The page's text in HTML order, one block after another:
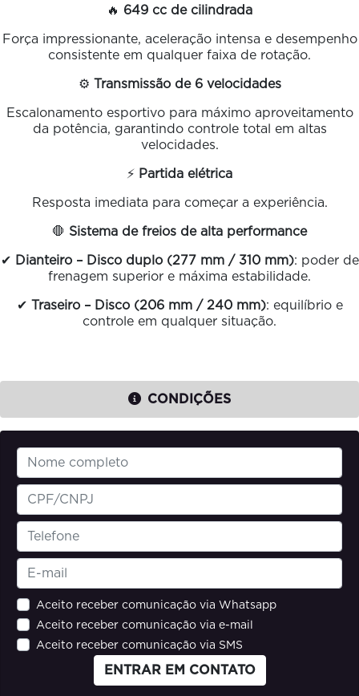
🔥 649 cc de cilindrada
Força impressionante, aceleração intensa e desempenho
consistente em qualquer faixa de rotação.
⚙️ Transmissão de 6 velocidades
Escalonamento esportivo para máximo aproveitamento
da potência, garantindo controle total em altas
velocidades.
⚡ Partida elétrica
Resposta imediata para começar a experiência.
🛑 Sistema de freios de alta performance
✔ Dianteiro – Disco duplo (277 mm / 310 mm): poder de
frenagem superior e máxima estabilidade.
✔ Traseiro – Disco (206 mm / 240 mm): equilíbrio e
controle em qualquer situação.
CONDIÇÕES
Aceito receber comunicação via Whatsapp
Aceito receber comunicação via e-mail
Aceito receber comunicação via SMS
ENTRAR EM CONTATO